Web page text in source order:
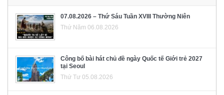
07.08.2026 – Thứ Sáu Tuần XVIII Thường Niên
Thứ Năm 06.08.2026
Công bố bài hát chủ đề ngày Quốc tế Giới trẻ 2027
tại Seoul
Thứ Tư 05.08.2026